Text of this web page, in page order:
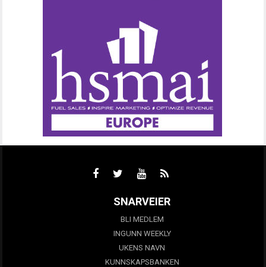
SNARVEIER
BLI MEDLEM
INGUNN WEEKLY
UKENS NAVN
KUNNSKAPSBANKEN